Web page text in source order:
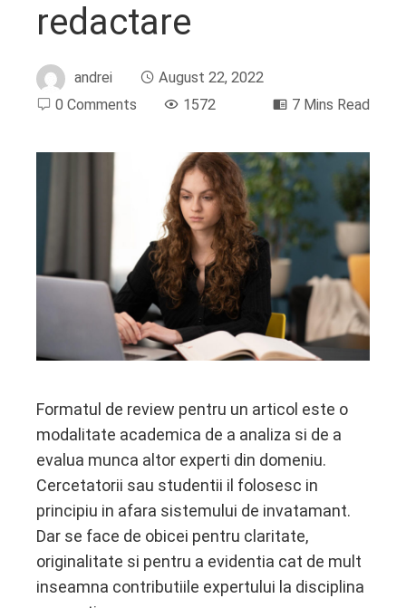
redactare
andrei
August 22, 2022
0 Comments
1572 7 Mins Read
Formatul de review pentru un articol este o
modalitate academica de a analiza si de a
evalua munca altor experti din domeniu.
Cercetatorii sau studentii il folosesc in
principiu in afara sistemului de invatamant.
Dar se face de obicei pentru claritate,
originalitate si pentru a evidentia cat de mult
inseamna contributiile expertului la disciplina